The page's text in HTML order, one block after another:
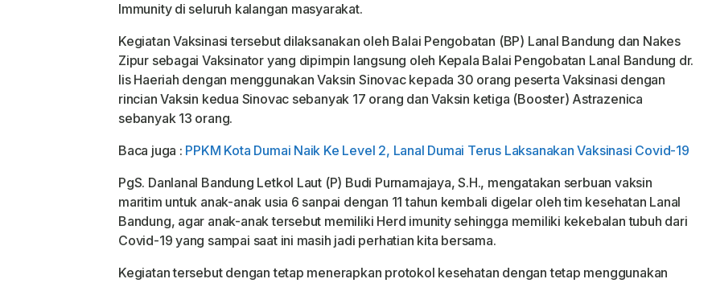
Immunity di seluruh kalangan masyarakat.
Kegiatan Vaksinasi tersebut dilaksanakan oleh Balai Pengobatan (BP) Lanal Bandung dan Nakes
Zipur sebagai Vaksinator yang dipimpin langsung oleh Kepala Balai Pengobatan Lanal Bandung dr.
Iis Haeriah dengan menggunakan Vaksin Sinovac kepada 30 orang peserta Vaksinasi dengan
rincian Vaksin kedua Sinovac sebanyak 17 orang dan Vaksin ketiga (Booster) Astrazenica
sebanyak 13 orang.
Baca juga : PPKM Kota Dumai Naik Ke Level 2, Lanal Dumai Terus Laksanakan Vaksinasi Covid-19
PgS. Danlanal Bandung Letkol Laut (P) Budi Purnamajaya, S.H., mengatakan serbuan vaksin
maritim untuk anak-anak usia 6 sanpai dengan 11 tahun kembali digelar oleh tim kesehatan Lanal
Bandung, agar anak-anak tersebut memiliki Herd imunity sehingga memiliki kekebalan tubuh dari
Covid-19 yang sampai saat ini masih jadi perhatian kita bersama.
Kegiatan tersebut dengan tetap menerapkan protokol kesehatan dengan tetap menggunakan